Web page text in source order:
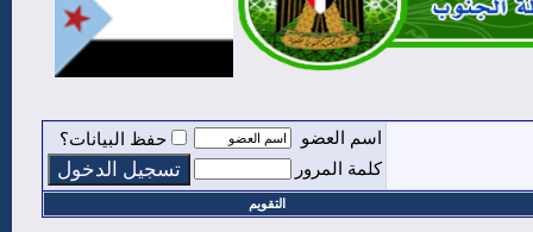
اسم العضو
حفظ البيانات؟
كلمة المرور
التقويم